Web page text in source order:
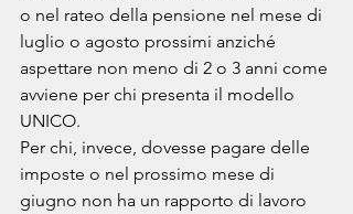
o nel rateo della pensione nel mese di
luglio o agosto prossimi anziché
aspettare non meno di 2 o 3 anni come
avviene per chi presenta il modello
UNICO.
Per chi, invece, dovesse pagare delle
imposte o nel prossimo mese di
giugno non ha un rapporto di lavoro